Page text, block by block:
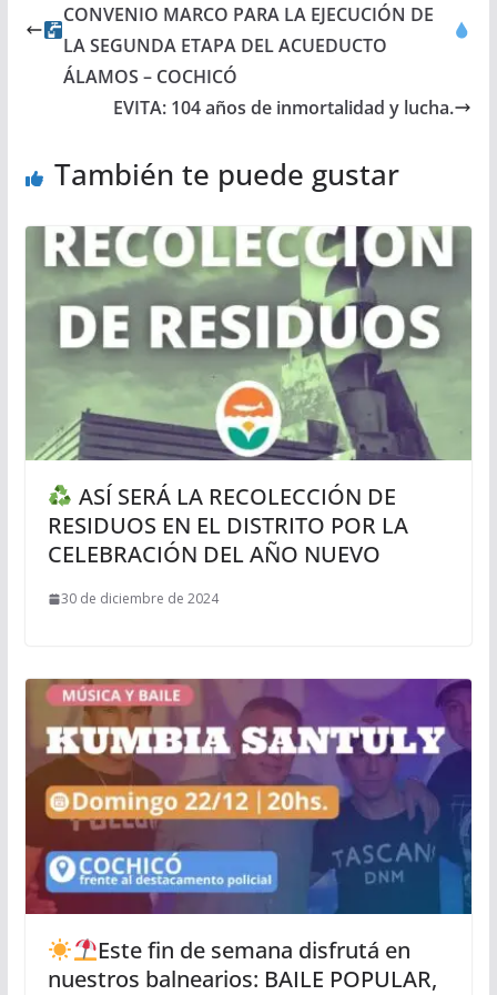
CONVENIO MARCO PARA LA EJECUCIÓN DE
LA SEGUNDA ETAPA DEL ACUEDUCTO
ÁLAMOS – COCHICÓ
EVITA: 104 años de inmortalidad y lucha.
También te puede gustar
ASÍ SERÁ LA RECOLECCIÓN DE
RESIDUOS EN EL DISTRITO POR LA
CELEBRACIÓN DEL AÑO NUEVO
30 de diciembre de 2024
Este fin de semana disfrutá en
nuestros balnearios: BAILE POPULAR,